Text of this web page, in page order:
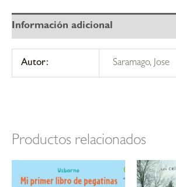
Información adicional
Autor: Saramago, Jose
Productos relacionados